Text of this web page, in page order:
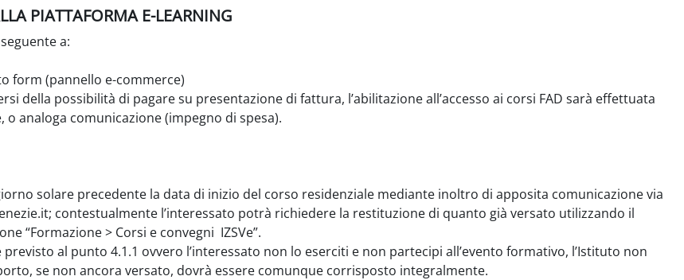
PIATTAFORMA E-LEARNING
a:
form (pannello e-commerce)
della possibilità di pagare su presentazione di fattura, l’abilitazione all’accesso ai corsi FAD sarà effettuata
analoga comunicazione (impegno di spesa).
solare precedente la data di inizio del corso residenziale mediante inoltro di apposita comunicazione via
contestualmente l’interessato potrà richiedere la restituzione di quanto già versato utilizzando il
“Formazione > Corsi e convegni IZSVe”.
al punto 4.1.1 ovvero l’interessato non lo eserciti e non partecipi all’evento formativo, l’Istituto non
se non ancora versato, dovrà essere comunque corrisposto integralmente.